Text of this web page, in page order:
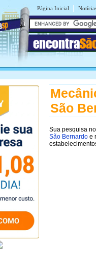
Página Inicial |
encontra
São
Sua pesquisa
São Bernardo e